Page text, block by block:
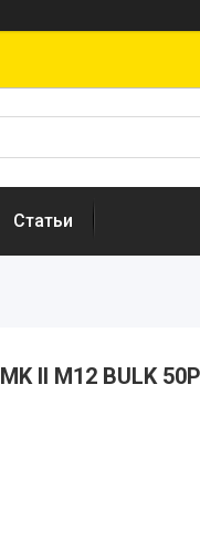
Статьи
II M12 BULK